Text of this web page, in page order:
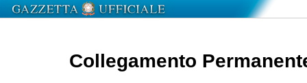
Collegamento